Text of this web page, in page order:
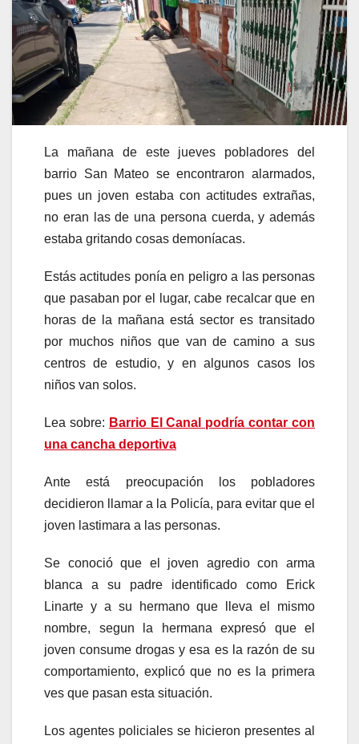
La mañana de este jueves pobladores del
barrio San Mateo se encontraron alarmados,
pues un joven estaba con actitudes extrañas,
no eran las de una persona cuerda, y además
estaba gritando cosas demoníacas.
Estás actitudes ponía en peligro a las personas
que pasaban por el lugar, cabe recalcar que en
horas de la mañana está sector es transitado
por muchos niños que van de camino a sus
centros de estudio, y en algunos casos los
niños van solos.
Lea sobre: Barrio El Canal podría contar con
una cancha deportiva
Ante está preocupación los pobladores
decidieron llamar a la Policía, para evitar que el
joven lastimara a las personas.
Se conoció que el joven agredio con arma
blanca a su padre identificado como Erick
Linarte y a su hermano que lleva el mismo
nombre, segun la hermana expresó que el
joven consume drogas y esa es la razón de su
comportamiento, explicó que no es la primera
ves que pasan esta situación.
Los agentes policiales se hicieron presentes al